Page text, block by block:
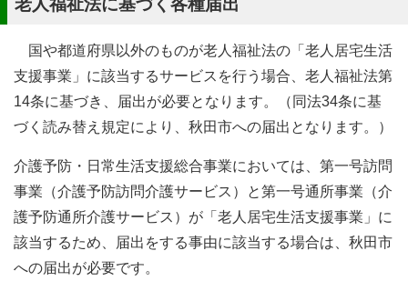
老人福祉法に基づく各種届出
国や都道府県以外のものが老人福祉法の「老人居宅生活
支援事業」に該当するサービスを行う場合、老人福祉法第
14条に基づき、届出が必要となります。（同法34条に基
づく読み替え規定により、秋田市への届出となります。）
介護予防・日常生活支援総合事業においては、第一号訪問
事業（介護予防訪問介護サービス）と第一号通所事業（介
護予防通所介護サービス）が「老人居宅生活支援事業」に
該当するため、届出をする事由に該当する場合は、秋田市
への届出が必要です。